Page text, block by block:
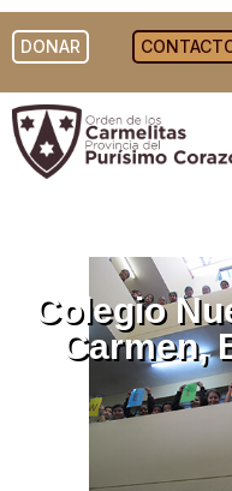
DONAR
Colegio
Carmen,